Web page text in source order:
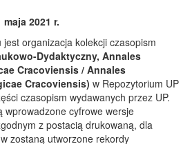
2021 r.
jest organizacja kolekcji czasopism
Dydaktyczny, Annales
Cracoviensis / Annales
Cracoviensis) w Repozytorium UP
czasopism wydawanych przez UP.
wprowadzone cyfrowe wersje
z postacią drukowaną, dla
zostaną utworzone rekordy